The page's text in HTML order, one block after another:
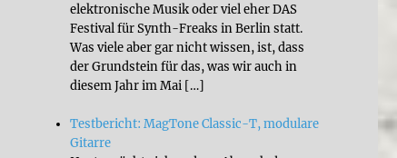
elektronische Musik oder viel eher DAS
Festival für Synth-Freaks in Berlin statt.
Was viele aber gar nicht wissen, ist, dass
der Grundstein für das, was wir auch in
diesem Jahr im Mai […]
Testbericht: MagTone Classic-T, modulare
Gitarre